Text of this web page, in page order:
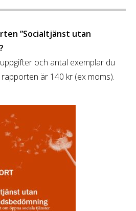
”Socialtjänst utan
och antal exemplar du
är 140 kr (ex moms).